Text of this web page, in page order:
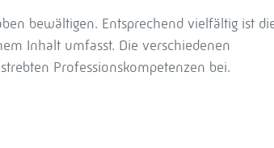
bewältigen. Entsprechend vielfältig ist
Inhalt umfasst. Die verschiedenen
Professionskompetenzen bei.